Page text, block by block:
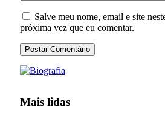
Salve meu nome, email e site
próxima vez que eu comentar.
Mais lidas